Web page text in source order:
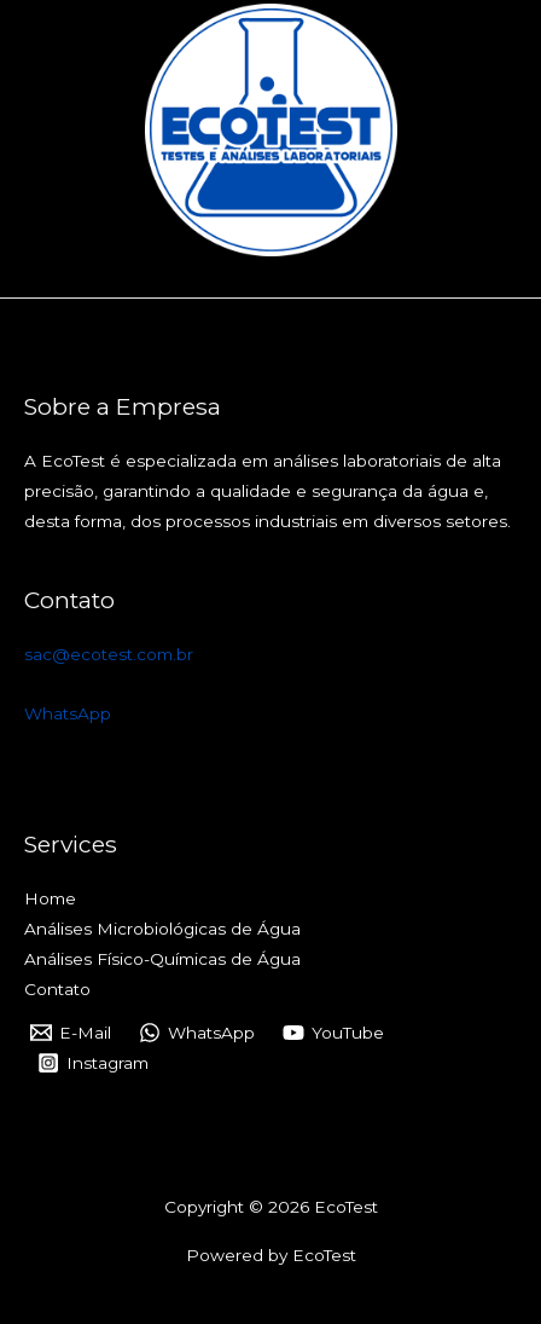
Sobre a Empresa
A EcoTest é especializada em análises laboratoriais de alta
precisão, garantindo a qualidade e segurança da água e,
desta forma, dos processos industriais em diversos setores.
Contato
sac@ecotest.com.br
WhatsApp
Services
Home
Análises Microbiológicas de Água
Análises Físico-Químicas de Água
Contato
E-Mail WhatsApp
YouTube
Instagram
Copyright © 2026 EcoTest
Powered by EcoTest